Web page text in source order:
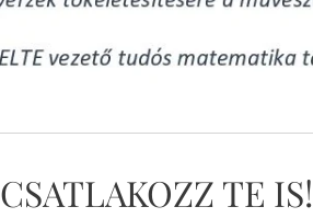
CSATLAKOZZ TE IS!